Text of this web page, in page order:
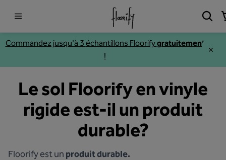
Commandez jusqu'à 3 échantillons Floorifygratuitement
!
Le sol Floorify en vinyle
rigide est-il un produit
durable?
Floorify est un produit durable.